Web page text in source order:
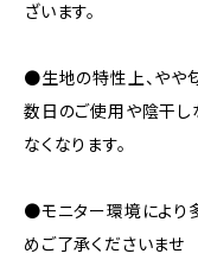
ざいます。
●生地の特性上、やや
数日のご使用や陰干し
なくなります。
●モニター環境により
めご了承くださいませ